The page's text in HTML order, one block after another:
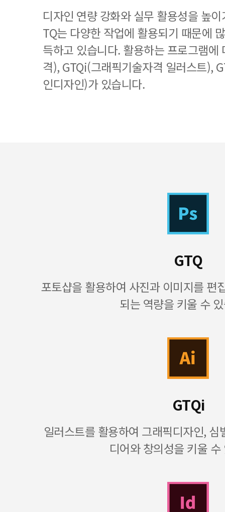
디자인 연량 강화와 실무 활용성을 높
TQ는 다양한 작업에 활용되기 때문에
득하고 있습니다. 활용하는 프로그램에
격), GTQi(그래픽기술자격 일러스트),
인디자인)가 있습니다.
GTQ
포토샵을 활용하여 사진과 이미지를 편
되는 역량을 키울 수
GTQi
일러스트를 활용하여 그래픽디자인,
디어와 창의성을 키울 수